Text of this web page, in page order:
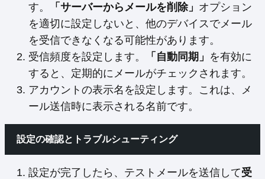
す。
「サーバーからメールを削除」 オプション
を適切に設定しないと、他のデバイスでメール
を受信できなくなる可能性があります。
受信頻度を設定します。
「自動同期」 を有効に
すると、定期的にメールがチェックされます。
アカウントの表示名を設定します。これは、メ
ール送信時に表示される名前です。
設定の確認とトラブルシューティング
設定が完了したら、テストメールを送信して受